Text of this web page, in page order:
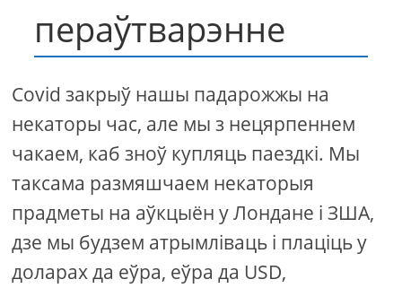
пераўтварэнне
Covid закрыў нашы падарожжы на
некаторы час, але мы з нецярпеннем
чакаем, каб зноў купляць паездкі. Мы
таксама размяшчаем некаторыя
прадметы на аўкцыён у Лондане і ЗША,
дзе мы будзем атрымліваць і плаціць у
доларах да еўра, еўра да USD,